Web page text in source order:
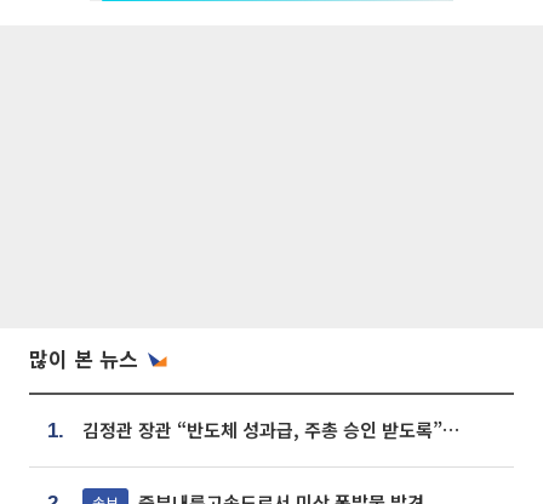
많이 본 뉴스
1. 김정관 장관 “반도체 성과급, 주총 승인 받도록”…상법·자본시장법 개정 시사